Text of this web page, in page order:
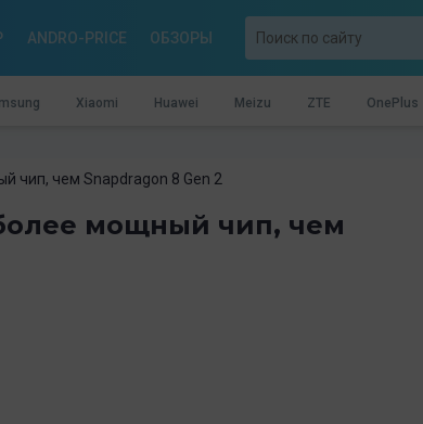
ANDRO-PRICE ОБЗОРЫ
Xiaomi Huawei Meizu ZTE OnePlus
чип, чем Snapdragon 8 Gen 2
мощный чип, чем